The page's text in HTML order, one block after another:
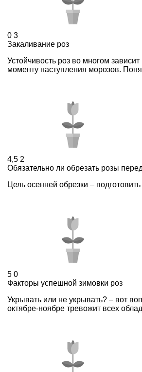
0 3
Закаливание роз
Устойчивость роз во многом зависит
моменту наступления морозов.
4,5 2
Обязательно ли обрезать розы
Цель осенней обрезки –
5 0
Факторы успешной зимовки роз
Укрывать или не укрывать? – вот
октябре-ноябре тревожит всех